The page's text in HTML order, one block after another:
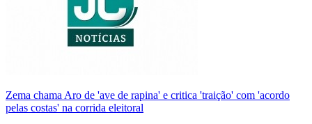
Zema chama Aro de 'ave de rapina' e critica 'traição' com 'acordo
pelas costas' na corrida eleitoral